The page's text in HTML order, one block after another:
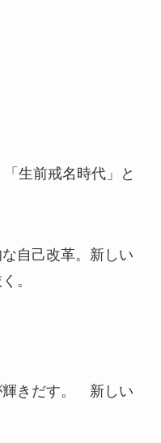
生前戒名時代」と
自己改革。新しい
。
輝きだす。 新しい